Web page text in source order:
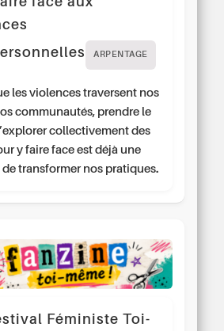
ARPENTAGE
les violences traversent nos
communautés, prendre le
collectivement des
y faire face est déjà une
de transformer nos pratiques.
Féministe Toi-